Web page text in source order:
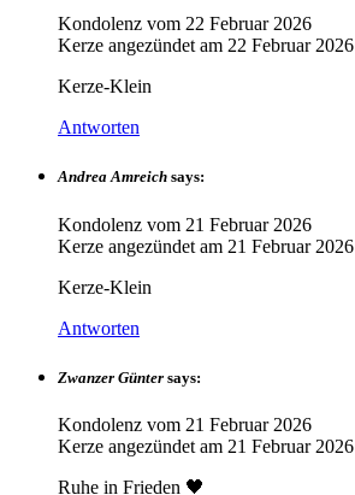
Kondolenz vom 22 Februar 2026
Kerze angezündet am 22 Februar 2026
Kerze-Klein
Antworten
Andrea Amreich says:
Kondolenz vom 21 Februar 2026
Kerze angezündet am 21 Februar 2026
Kerze-Klein
Antworten
Zwanzer Günter says:
Kondolenz vom 21 Februar 2026
Kerze angezündet am 21 Februar 2026
Ruhe in Frieden 🖤